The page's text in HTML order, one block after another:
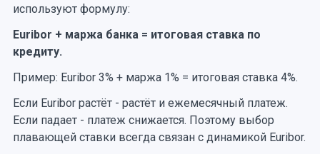
используют формулу:
Euribor + маржа банка = итоговая ставка по
кредиту.
Пример: Euribor 3% + маржа 1% = итоговая ставка 4%.
Если Euribor растёт - растёт и ежемесячный платеж.
Если падает - платеж снижается. Поэтому выбор
плавающей ставки всегда связан с динамикой Euribor.